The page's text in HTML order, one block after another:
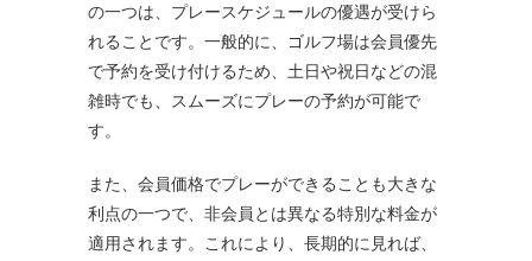
の一つは、プレースケジュールの優遇が受けら
れることです。一般的に、ゴルフ場は会員優先
で予約を受け付けるため、土日や祝日などの混
雑時でも、スムーズにプレーの予約が可能で
す。
また、会員価格でプレーができることも大きな
利点の一つで、非会員とは異なる特別な料金が
適用されます。これにより、長期的に見れば、